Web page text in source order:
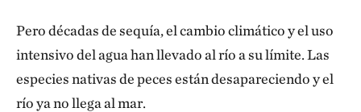
Pero décadas de sequía, el cambio climático y el uso
intensivo del agua han llevado al río a su límite. Las
especies nativas de peces están desapareciendo y el
río ya no llega al mar.